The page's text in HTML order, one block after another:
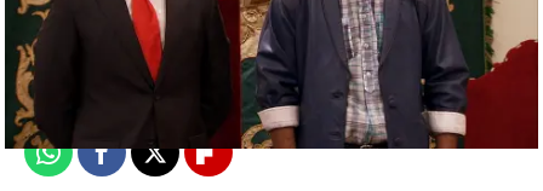
neox
27 de enero de 2014, 13:55
WhatsappFacebook
X Flipboard